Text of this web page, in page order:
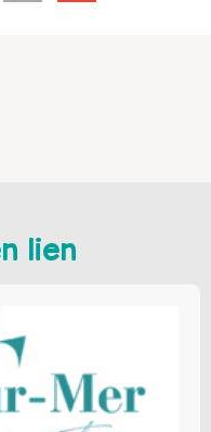
lien